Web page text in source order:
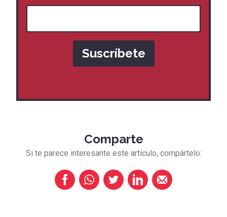
Comparte
Si te parece interesante este artículo, compártelo: